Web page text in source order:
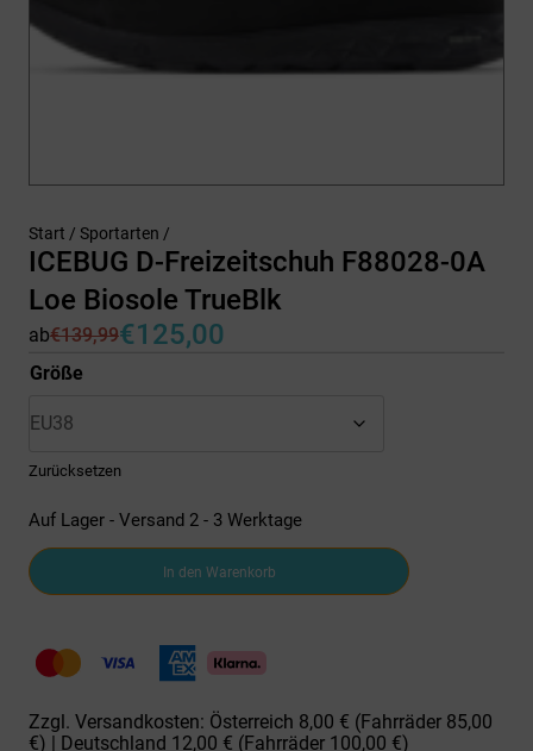
Start / Sportarten /
ICEBUG D-Freizeitschuh F88028-0A
Loe Biosole TrueBlk
ab€139,99
Ursprünglicher
Preis
war:
€125,00
Aktueller
Preis
ist:
Größe
Zurücksetzen
Auf Lager - Versand 2 - 3 Werktage
ICEBUG
D-
Freizeitschuh
Loe
Biosole
Menge
In den Warenkorb
Zzgl. Versandkosten: Österreich 8,00 € (Fahrräder 85,00
€) | Deutschland 12,00 € (Fahrräder 100,00 €)